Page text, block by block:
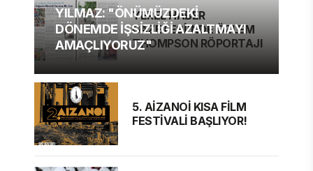
YILMAZ: "ÖNÜMÜZDEKİ
DÖNEMDE İŞSİZLİĞİ AZALTMAYI
AMAÇLIYORUZ"
YEREL HABER
GAZETESİ'NDE ÖZLEM
THOMPSON RÖPORTAJI
5. AİZANOİ KISA FİLM
FESTİVALİ BAŞLIYOR!